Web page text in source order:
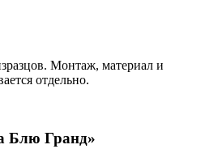
Монтаж, материал и
отдельно.
Блю Гранд»